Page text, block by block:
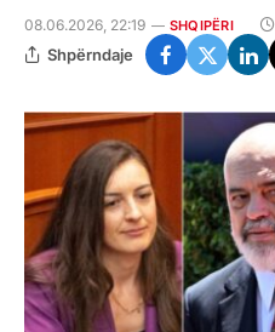
08.06.2026, 22:19 SHQIPËRI
Shpërndaje